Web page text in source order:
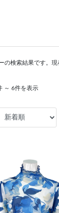
の検索結果です。
～ 6件を表示